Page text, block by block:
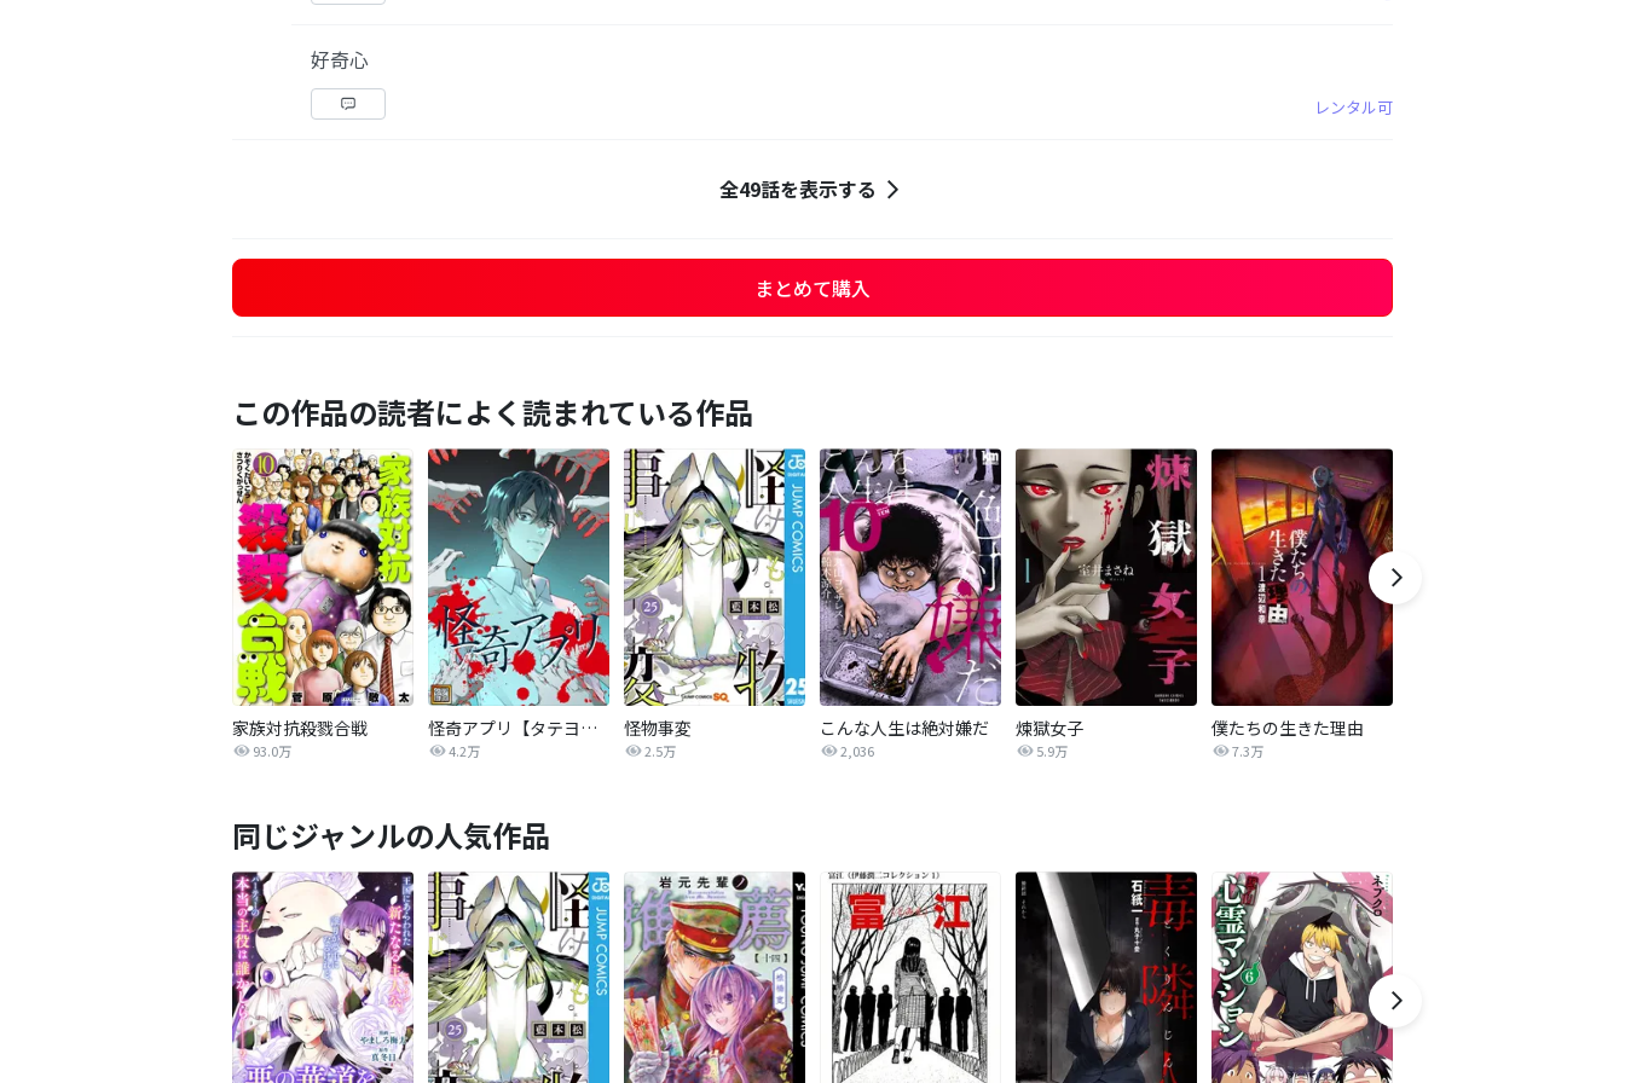
好奇心
レンタル可
全49話を表示する
まとめて購入
この作品の読者によく読まれている作品
家族対抗殺戮合戦
93.0万
怪奇アプリ【タテヨミ】
4.2万
怪物事変
2.5万
こんな人生は絶対嫌だ
2,036
煉獄女子
5.9万
僕たちの生きた理由
7.3万
同じジャンルの人気作品